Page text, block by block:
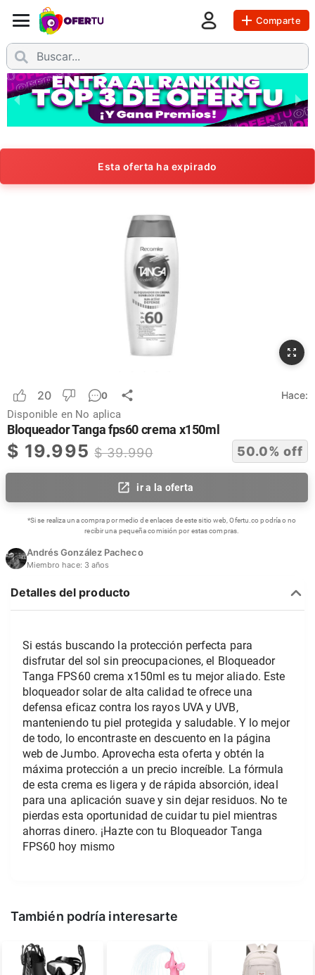
Comparte
Esta oferta ha expirado
20 0 Hace:
Disponible en No aplica
Bloqueador Tanga fps60 crema x150ml
$ 19.995 $39.990 50.0% off
ir a la oferta
*Si se realiza una compra por medio de enlaces de este sitio web, Ofertu.co podría o no
recibir una pequeña comisión por estas compras.
Andrés González Pacheco
Miembro hace: 3 años
Detalles del producto
Si estás buscando la protección perfecta para
disfrutar del sol sin preocupaciones, el Bloqueador
Tanga FPS60 crema x150ml es tu mejor aliado. Este
bloqueador solar de alta calidad te ofrece una
defensa eficaz contra los rayos UVA y UVB,
manteniendo tu piel protegida y saludable. Y lo mejor
de todo, lo encontraste en descuento en la página
web de Jumbo. Aprovecha esta oferta y obtén la
máxima protección a un precio increíble. La fórmula
de esta crema es ligera y de rápida absorción, ideal
para una aplicación suave y sin dejar residuos. No te
pierdas esta oportunidad de cuidar tu piel mientras
ahorras dinero. ¡Hazte con tu Bloqueador Tanga
FPS60 hoy mismo
También podría interesarte